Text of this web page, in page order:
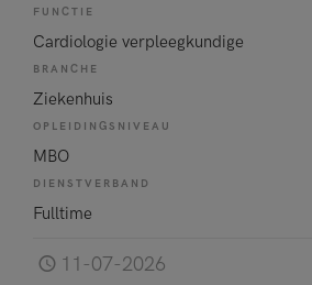
FUNCTIE
Cardiologie verpleegkundige
BRANCHE
Ziekenhuis
OPLEIDINGSNIVEAU
MBO
DIENSTVERBAND
Fulltime
11-07-2026